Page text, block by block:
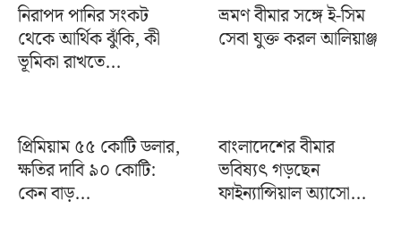
নিরাপদ পানির সংকট
থেকে আর্থিক ঝুঁকি, কী
ভূমিকা রাখতে...
ভ্রমণ বীমার সঙ্গে ই-সিম
সেবা যুক্ত করল আলিয়াঞ্জ
প্রিমিয়াম ৫৫ কোটি ডলার,
ক্ষতির দাবি ৯০ কোটি:
কেন বাড়...
বাংলাদেশের বীমার
ভবিষ্যৎ গড়ছেন
ফাইন্যান্সিয়াল অ্যাসো...